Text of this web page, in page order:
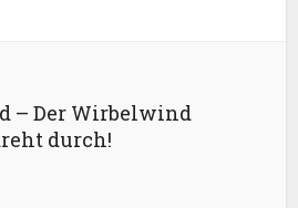
– Der Wirbelwind
durch!